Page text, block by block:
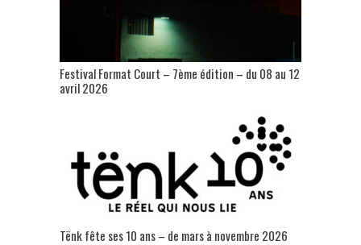
Festival Format Court – 7ème édition – du 08 au 12
avril 2026
Tënk fête ses 10 ans – de mars à novembre 2026